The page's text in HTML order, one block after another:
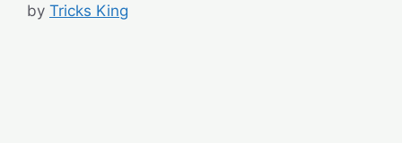
by Tricks King